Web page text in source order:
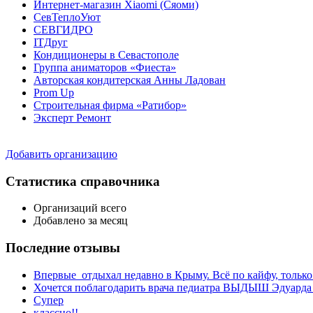
Интернет-магазин Xiaomi (Сяоми)
СевТеплоУют
СЕВГИДРО
ITДруг
Кондиционеры в Севастополе
Группа аниматоров «Фиеста»
Авторская кондитерская Анны Ладован
Prom Up
Строительная фирма «Ратибор»
Эксперт Ремонт
Добавить организацию
Статистика справочника
Организаций всего
Добавлено за месяц
Последние отзывы
Впервые отдыхал недавно в Крыму. Всё по кайфу,
Хочется поблагодарить врача педиатра ВЫДЫШ Эдуарда
Супер